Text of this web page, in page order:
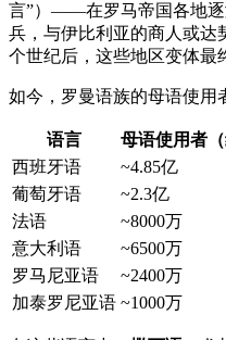
言”）——在罗马帝国各地逐
兵，与伊比利亚的商人或达
个世纪后，这些地区变体最
如今，罗曼语族的母语使用
语言
母语使用者（
西班牙语
~4.85亿
葡萄牙语
~2.3亿
法语
~8000万
意大利语
~6500万
罗马尼亚语
~2400万
加泰罗尼亚语 ~1000万